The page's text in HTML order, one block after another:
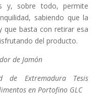
y, sobre todo, permite
sabiendo que la
que basta con retirar esa
del producto.
de Jamón
de Extremadura Tesis
en Portofino GLC